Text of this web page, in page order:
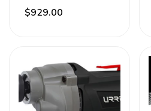
Industrial Color Turquesa
Frecuencia 50 Hz/60 Hz
$929.00